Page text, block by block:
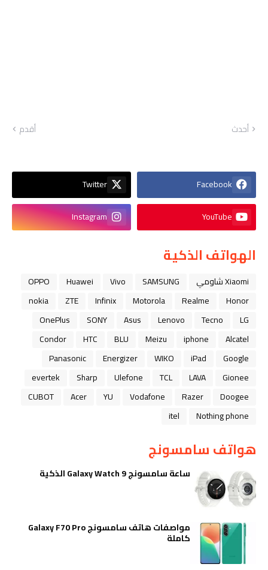
أحدث أقدم
Facebook
Twitter
YouTube
Instagram
الهواتف الذكية
Xiaomi شاومي SAMSUNG
Vivo
Huawei
OPPO
Honor
Realme
Motorola
Infinix
ZTE
nokia
LG
Tecno
Lenovo
Asus
SONY
OnePlus
Alcatel
iphone
Meizu
BLU
HTC
Condor
Google
iPad
WIKO
Energizer
Panasonic
Gionee
LAVA
TCL
Ulefone
Sharp
evertek
Doogee
Razer
Vodafone
YU
Acer
CUBOT
Nothing phone
itel
هواتف سامسونج
ساعة سامسونج Galaxy Watch 9 الذكية
مواصفات هاتف سامسونج Galaxy F70 Pro
كاملة